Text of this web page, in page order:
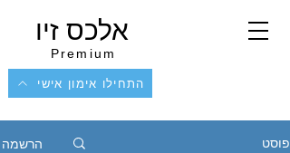
אלכס זיו
Premium
התחילו אימון אישי
פוסט הרשמה